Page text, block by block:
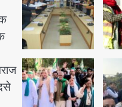
1
पुरा
अब
डीएम